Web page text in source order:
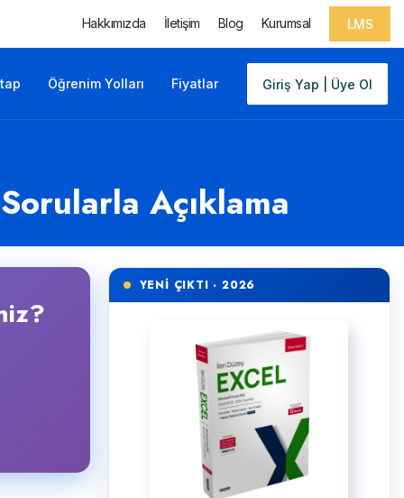
Hakkımızda İletişim Blog Kurumsal LMS
Giriş Yap | Üye Ol
Öğrenim Yolları Fiyatlar
Açıklama
YENİ ÇIKTI · 2026